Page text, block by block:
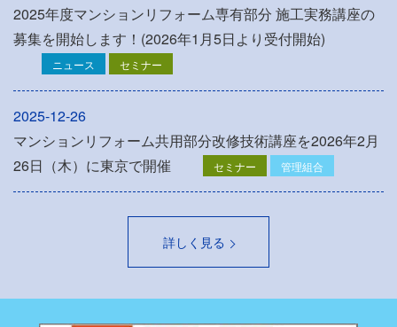
2025年度マンションリフォーム専有部分 施工実務講座の
募集を開始します！(2026年1月5日より受付開始)
ニュース セミナー
2025-12-26
マンションリフォーム共用部分改修技術講座を2026年2月
26日（木）に東京で開催
セミナー 管理組合
詳しく見る